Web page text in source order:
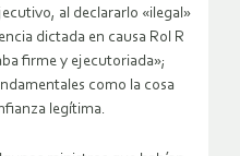
al declararlo «ilegal»
dictada en causa Rol R
firme y ejecutoriada»;
como la cosa
legítima.